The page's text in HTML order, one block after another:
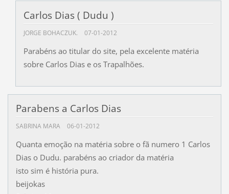
Carlos Dias ( Dudu )
JORGE BOHACZUK. 07-01-2012
Parabéns ao titular do site, pela excelente matéria
sobre Carlos Dias e os Trapalhões.
Parabens a Carlos Dias
SABRINA MARA 06-01-2012
Quanta emoção na matéria sobre o fã numero 1 Carlos
Dias o Dudu. parabéns ao criador da matéria
isto sim é história pura.
beijokas